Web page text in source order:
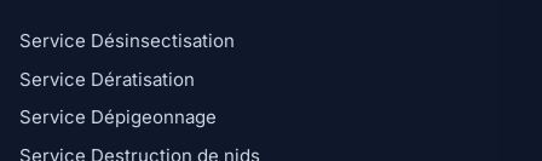
Service Désinsectisation
Service Dératisation
Service Dépigeonnage
Service Destruction de nids